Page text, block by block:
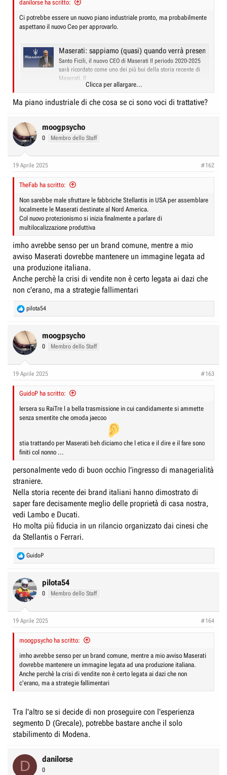
danilorse ha scritto:
Ci potrebbe essere un nuovo piano industriale pronto, ma probabilmente
aspettano il nuovo Ceo per approvarlo.
Maserati: sappiamo (quasi) quando verrà presentato il
Santo Ficili, il nuovo CEO di Maserati Il periodo 2020-2025
sarà ricordato come uno dei più bui della storia recente di
Maserati. Il
www.italpassion.fr
clienti.
Clicca per allargare...
Ma piano industriale di che cosa se ci sono voci di trattative?
moogpsycho
0 Membro dello Staff
19 Aprile 2025 #162
TheFab ha scritto:
Non sarebbe male sfruttare le fabbriche Stellantis in USA per assemblare
localmente le Maserati destinate al Nord America.
Col nuovo protezionismo si inizia finalmente a parlare di
multilocalizzazione produttiva
imho avrebbe senso per un brand comune, mentre a mio
avviso Maserati dovrebbe mantenere un immagine legata ad
una produzione italiana.
Anche perchè la crisi di vendite non è certo legata ai dazi che
non c'erano, ma a strategie fallimentari
R
e
c
i
s
pilota54
moogpsycho
0 Membro dello Staff
19 Aprile 2025 #163
GuidoP ha scritto:
Iersera su RaiTre l a bella trasmissione in cui candidamente si ammette
senza smentite che omoda jaecoo
stia trattando per Maserati beh diciamo che l etica e il dire e il fare sono
finiti col nonno ...
personalmente vedo di buon occhio l'ingresso di managerialità
straniere.
Nella storia recente dei brand italiani hanno dimostrato di
saper fare decisamente meglio delle proprietà di casa nostra,
vedi Lambo e Ducati.
Ho molta più fiducia in un rilancio organizzato dai cinesi che
da Stellantis o Ferrari.
R
e
c
t
i
s
GuidoP
pilota54
0 Membro dello Staff
19 Aprile 2025 #164
moogpsycho ha scritto:
imho avrebbe senso per un brand comune, mentre a mio avviso Maserati
dovrebbe mantenere un immagine legata ad una produzione italiana.
Anche perchè la crisi di vendite non è certo legata ai dazi che non
c'erano, ma a strategie fallimentari
Tra l'altro se si decide di non proseguire con l'esperienza
segmento D (Grecale), potrebbe bastare anche il solo
stabilimento di Modena.
D danilorse
0